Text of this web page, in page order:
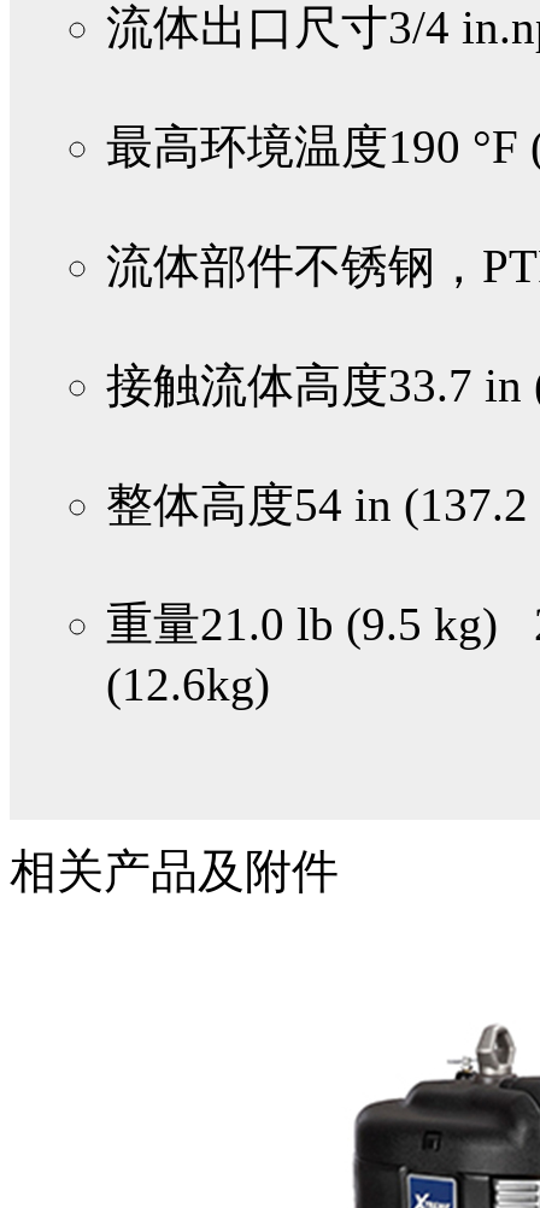
流体出口尺寸3/4
最高环境温度190 °F
流体部件不锈钢，
接触流体高度33.7 in
整体高度54 in (137.2
重量21.0 lb (9.5 kg)
(12.6kg)
相关产品及附件